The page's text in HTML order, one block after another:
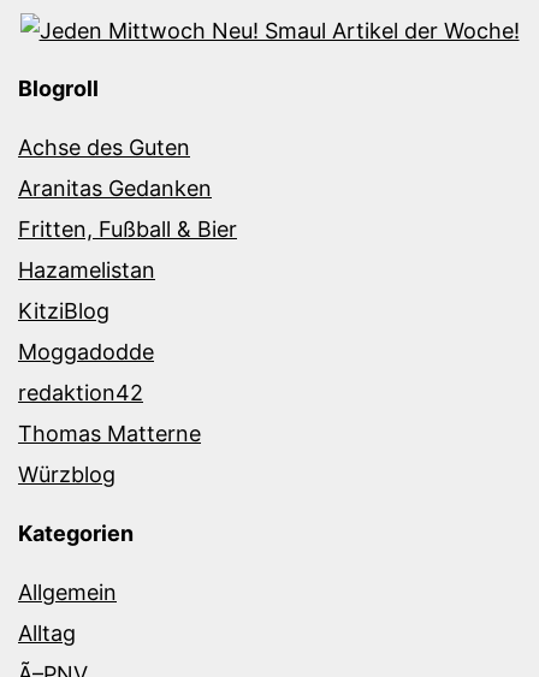
Blogroll
Achse des Guten
Aranitas Gedanken
Fritten, Fußball & Bier
Hazamelistan
KitziBlog
Moggadodde
redaktion42
Thomas Matterne
Würzblog
Kategorien
Allgemein
Alltag